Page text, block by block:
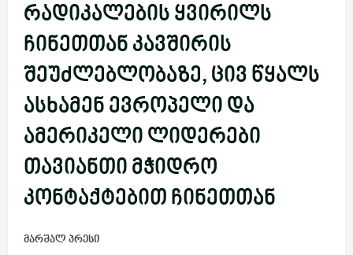
რადიკალების ყვირილს
ჩინეთთან კავშირის
შეუძლებლობაზე, ცივ წყალს
ასხამენ ევროპელი და
ამერიკელი ლიდერები
თავიანთი მჭიდრო
კონტაქტებით ჩინეთთან
მარშალ პრესი